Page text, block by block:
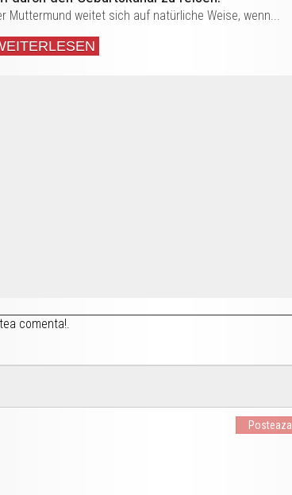
Muttermund weitet sich auf natürliche Weise, wenn...
comenta!.
Posteaza